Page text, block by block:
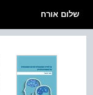
שלום אורח